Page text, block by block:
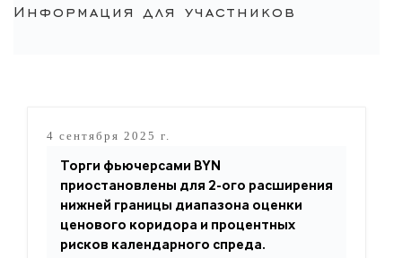
Информация для участников
4 сентября 2025 г.
Торги фьючерсами BYN
приостановлены для 2-ого расширения
нижней границы диапазона оценки
ценового коридора и процентных
рисков календарного спреда.